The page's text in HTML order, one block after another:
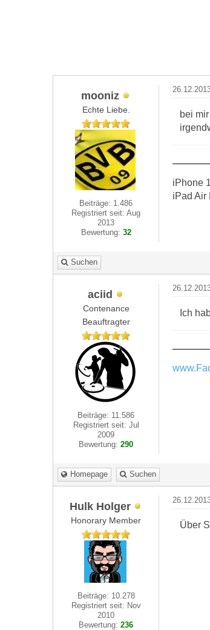
mooniz
Echte Liebe.
Beiträge: 1.486
Registriert seit: Aug
2013
Bewertung: 32
bei
iPhone
iPad Air
Suchen
aciid
Contenance
Beauftragter
Beiträge: 11.586
Registriert seit: Jul
2009
Bewertung:290
Ich
Homepage Suchen
Hulk Holger
Honorary Member
Beiträge: 10.278
Registriert seit: Nov
2010
Bewertung:236
Über